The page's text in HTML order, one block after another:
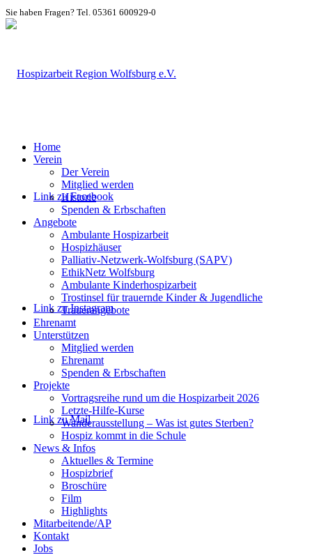
Sie haben Fragen? Tel. 05361 600929-0
Link zu Facebook
Link zu Instagram
Link zu Mail
Home
Verein
Der Verein
Mitglied werden
Historie
Spenden & Erbschaften
Angebote
Ambulante Hospizarbeit
Hospizhäuser
Palliativ-Netzwerk-Wolfsburg (SAPV)
EthikNetz Wolfsburg
Ambulante Kinderhospizarbeit
Trostinsel für trauernde Kinder & Jugendliche
Trauerangebote
Ehrenamt
Unterstützen
Mitglied werden
Ehrenamt
Spenden & Erbschaften
Projekte
Vortragsreihe rund um die Hospizarbeit 2026
Letzte-Hilfe-Kurse
Wanderausstellung – Was ist gutes Sterben?
Hospiz kommt in die Schule
News & Infos
Aktuelles & Termine
Hospizbrief
Broschüre
Film
Highlights
Mitarbeitende/AP
Kontakt
Jobs